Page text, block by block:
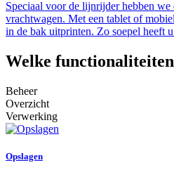
Speciaal voor de lijnrijder hebben
vrachtwagen. Met een tablet of
in de bak uitprinten. Zo soepel heeft
Welke
Beheer
Overzicht
Verwerking
Opslagen